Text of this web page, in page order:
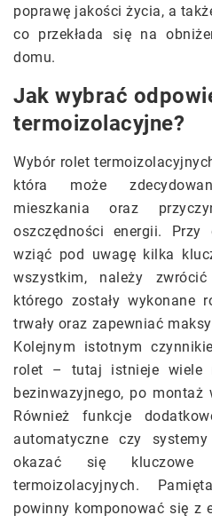
poprawę jakości życia, a
co przekłada się na
domu.
Jak wybrać
termoizolacyjne?
Wybór rolet
która może
mieszkania oraz
oszczędności energii.
wziąć pod uwagę kilka
wszystkim, należy
którego zostały
trwały oraz zapewniać
Kolejnym istotnym
rolet – tutaj istnieje wiele
bezinwazyjnego, po montaż
Również funkcje
automatyczne czy
okazać się
termoizolacyjnych.
powinny komponować się z